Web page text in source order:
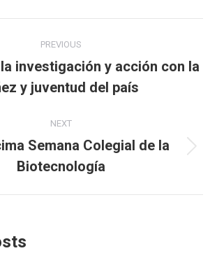
PREVIOUS
Previous
post:
investigación y acción con la
y juventud del país
NEXT
Next
post:
Semana Colegial de la
Biotecnología